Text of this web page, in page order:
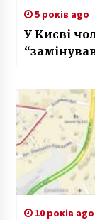
5 років ago
У Києві
10 років ago